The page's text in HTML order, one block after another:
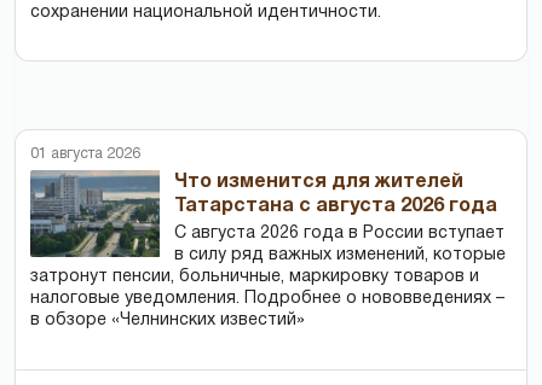
сохранении национальной идентичности.
01 августа 2026
Что изменится для жителей
Татарстана с августа 2026 года
С августа 2026 года в России вступает
в силу ряд важных изменений, которые
затронут пенсии, больничные, маркировку товаров и
налоговые уведомления. Подробнее о нововведениях –
в обзоре «Челнинских известий»